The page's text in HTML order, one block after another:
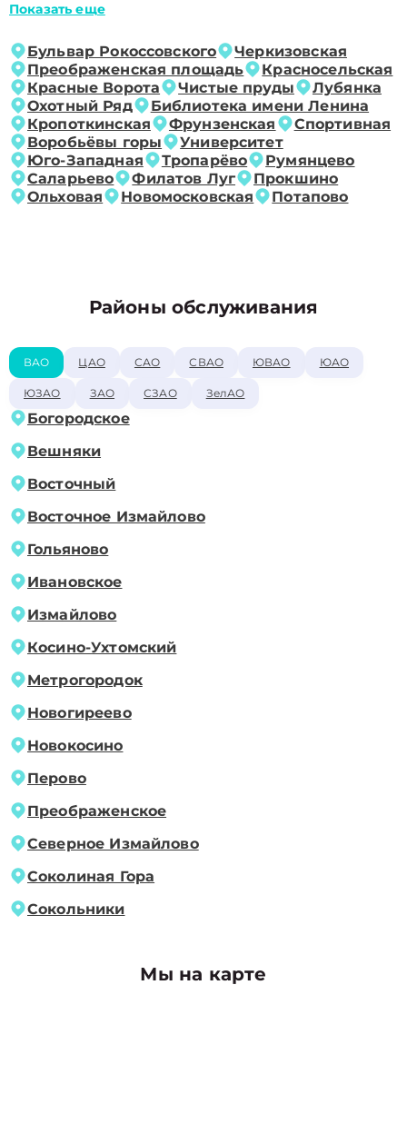
Показать еще
Бульвар Рокоссовского
Черкизовская
Преображенская площадь
Красносельская
Красные Ворота
Чистые пруды
Лубянка
Охотный Ряд
Библиотека имени Ленина
Кропоткинская
Фрунзенская
Спортивная
Воробьёвы горы
Университет
Юго-Западная
Тропарёво
Румянцево
Саларьево
Филатов Луг
Прокшино
Ольховая
Новомосковская Потапово
Районы обслуживания
ВАО ЦАО САО СВАО ЮВАО ЮАО
ЮЗАО ЗАО СЗАО ЗелАО
Богородское
Вешняки
Восточный
Восточное Измайлово
Гольяново
Ивановское
Измайлово
Косино-Ухтомский
Метрогородок
Новогиреево
Новокосино
Перово
Преображенское
Северное Измайлово
Соколиная Гора
Сокольники
Мы на карте